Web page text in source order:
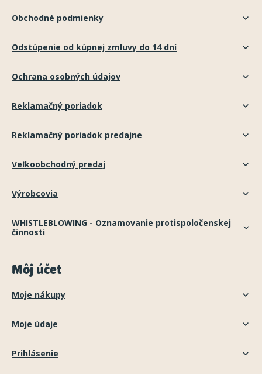
Obchodné podmienky
Odstúpenie od kúpnej zmluvy do 14 dní
Ochrana osobných údajov
Reklamačný poriadok
Reklamačný poriadok predajne
Veľkoobchodný predaj
Výrobcovia
WHISTLEBLOWING - Oznamovanie protispoločenskej
činnosti
Môj účet
Moje nákupy
Moje údaje
Prihlásenie